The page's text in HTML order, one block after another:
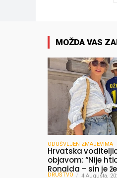
MOŽDA VAS
ODUŠVLJEN ZMAJEVIMA
Hrvatska
objavom: “Nije
Ronalda – sin je
DRUŠTVO 4 Augusta,